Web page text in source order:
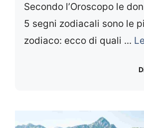
Secondo l’Oroscopo le
5 segni zodiacali sono le
zodiaco: ecco di quali ...